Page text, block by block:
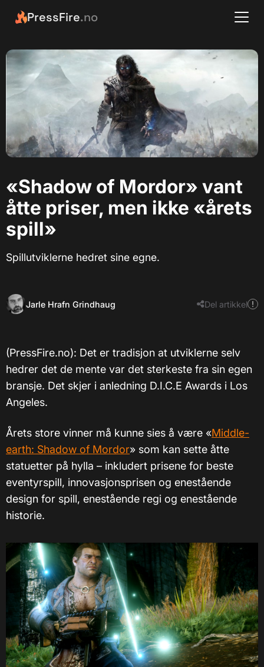
PressFire.no
«Shadow of Mordor» vant
åtte priser, men ikke «årets
spill»
Spillutviklerne hedret sine egne.
Jarle Hrafn Grindhaug Del artikkel
(PressFire.no): Det er tradisjon at utviklerne selv
hedrer det de mente var det sterkeste fra sin egen
bransje. Det skjer i anledning D.I.C.E Awards i Los
Angeles.
Årets store vinner må kunne sies å være «Middle-
earth: Shadow of Mordor» som kan sette åtte
statuetter på hylla – inkludert prisene for beste
eventyrspill, innovasjonsprisen og enestående
design for spill, enestående regi og enestående
historie.